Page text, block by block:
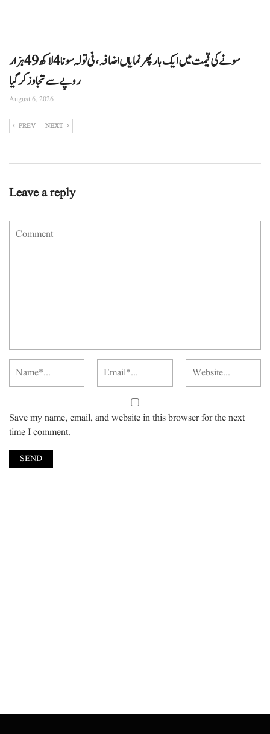
سونے کی قیمت میں ایک بار پھر نمایاں اضافہ، فی تولہ سونا 4 لاکھ 49 ہزار
روپے سے تجاوز کرگیا
August 6, 2026
PREV NEXT
Leave a reply
Save my name, email, and website in this browser for the next
time I comment.